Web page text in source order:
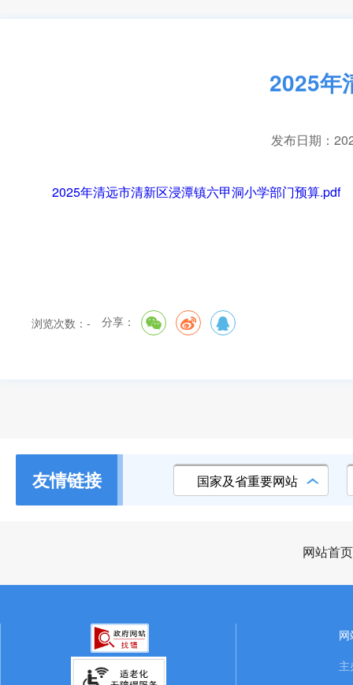
2025年
发布日期：
2025年清远市清新区浸潭镇六甲洞小学部门预算.pdf
浏览次数： - 分享：
友情链接 国家及省重要网站
网站首页